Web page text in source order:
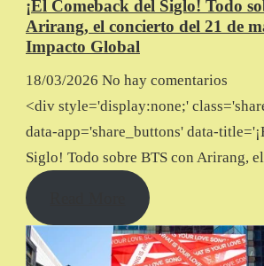
¡El Comeback del Siglo! Todo
Arirang, el concierto del 21 de
Impacto Global
18/03/2026 No hay comentarios
<div style='display:none;'
data-app='share_buttons' data-
Siglo! Todo sobre BTS con Arirang,